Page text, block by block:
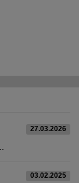
27.03.2026
03.02.2025